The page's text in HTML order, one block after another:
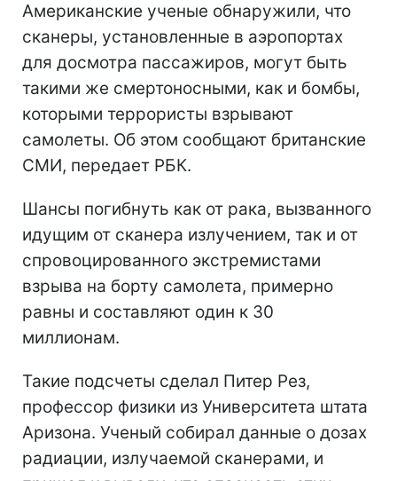
Американские ученые обнаружили, что
сканеры, установленные в аэропортах
для досмотра пассажиров, могут быть
такими же смертоносными, как и бомбы,
которыми террористы взрывают
самолеты. Об этом сообщают британские
СМИ, передает РБК.
Шансы погибнуть как от рака, вызванного
идущим от сканера излучением, так и от
спровоцированного экстремистами
взрыва на борту самолета, примерно
равны и составляют один к 30
миллионам.
Такие подсчеты сделал Питер Рез,
профессор физики из Университета штата
Аризона. Ученый собирал данные о дозах
радиации, излучаемой сканерами, и